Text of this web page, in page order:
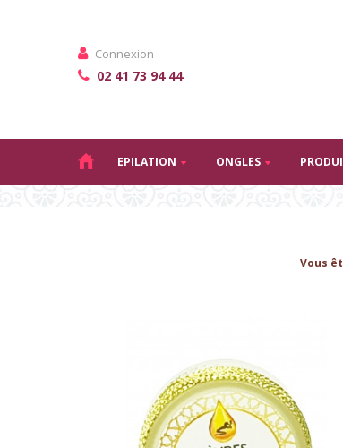
Connexion
02 41 73 94 44
EPILATION ONGLES
Vous